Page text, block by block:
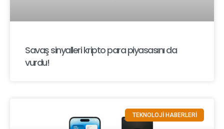
Savaş sinyalleri kripto para piyasasını da
vurdu!
TEKNOLOJİ HABERLERİ